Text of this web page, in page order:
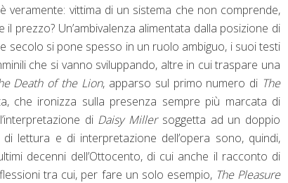
veramente: vittima di un sistema che non comprende,
prezzo? Un’ambivalenza alimentata dalla posizione di
secolo si pone spesso in un ruolo ambiguo, i suoi testi
che si vanno sviluppando, altre in cui traspare una
Death of the Lion, apparso sul primo numero di The
che ironizza sulla presenza sempre più marcata di
di Daisy Millersoggetta ad un doppio
lettura e di interpretazione dell’opera sono, quindi,
decenni dell’Ottocento, di cui anche il racconto di
tra cui, per fare un solo esempio, The Pleasure